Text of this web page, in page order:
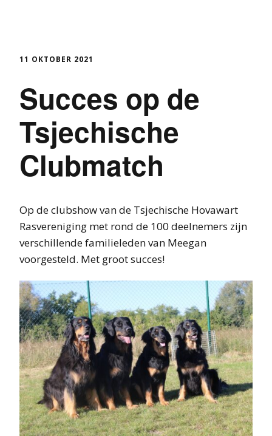
11 OKTOBER 2021
Succes op de
Tsjechische
Clubmatch
Op de clubshow van de Tsjechische Hovawart
Rasvereniging met rond de 100 deelnemers zijn
verschillende familieleden van Meegan
voorgesteld. Met groot succes!